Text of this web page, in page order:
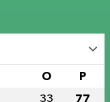
O P
33 77